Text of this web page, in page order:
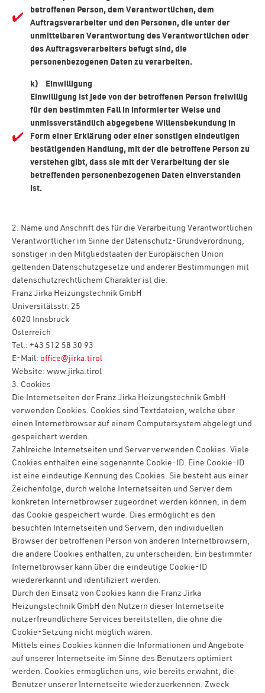
betroffenen Person, dem Verantwortlichen, dem
Auftragsverarbeiter und den Personen, die unter der
unmittelbaren Verantwortung des Verantwortlichen oder
des Auftragsverarbeiters befugt sind, die
personenbezogenen Daten zu verarbeiten.
k) Einwilligung
Einwilligung ist jede von der betroffenen Person freiwillig
für den bestimmten Fall in informierter Weise und
unmissverständlich abgegebene Willensbekundung in
Form einer Erklärung oder einer sonstigen eindeutigen
bestätigenden Handlung, mit der die betroffene Person zu
verstehen gibt, dass sie mit der Verarbeitung der sie
betreffenden personenbezogenen Daten einverstanden
ist.
2. Name und Anschrift des für die Verarbeitung Verantwortlichen
Verantwortlicher im Sinne der Datenschutz-Grundverordnung,
sonstiger in den Mitgliedstaaten der Europäischen Union
geltenden Datenschutzgesetze und anderer Bestimmungen mit
datenschutzrechtlichem Charakter ist die:
Franz Jirka Heizungstechnik GmbH
Universitätsstr. 25
6020 Innsbruck
Österreich
Tel.: +43 512 58 30 93
E-Mail: office@jirka.tirol
Website: www.jirka.tirol
3. Cookies
Die Internetseiten der Franz Jirka Heizungstechnik GmbH
verwenden Cookies. Cookies sind Textdateien, welche über
einen Internetbrowser auf einem Computersystem abgelegt und
gespeichert werden.
Zahlreiche Internetseiten und Server verwenden Cookies. Viele
Cookies enthalten eine sogenannte Cookie-ID. Eine Cookie-ID
ist eine eindeutige Kennung des Cookies. Sie besteht aus einer
Zeichenfolge, durch welche Internetseiten und Server dem
konkreten Internetbrowser zugeordnet werden können, in dem
das Cookie gespeichert wurde. Dies ermöglicht es den
besuchten Internetseiten und Servern, den individuellen
Browser der betroffenen Person von anderen Internetbrowsern,
die andere Cookies enthalten, zu unterscheiden. Ein bestimmter
Internetbrowser kann über die eindeutige Cookie-ID
wiedererkannt und identifiziert werden.
Durch den Einsatz von Cookies kann die Franz Jirka
Heizungstechnik GmbH den Nutzern dieser Internetseite
nutzerfreundlichere Services bereitstellen, die ohne die
Cookie-Setzung nicht möglich wären.
Mittels eines Cookies können die Informationen und Angebote
auf unserer Internetseite im Sinne des Benutzers optimiert
werden. Cookies ermöglichen uns, wie bereits erwähnt, die
Benutzer unserer Internetseite wiederzuerkennen. Zweck